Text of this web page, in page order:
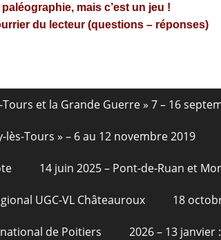
paléographie, mais c’est un jeu !
du lecteur (questions – réponses)
et la Grande Guerre » 7 – 16
lès-Tours » – 6 au 12 novembre 2019
14 juin 2025 – Pont-de-Ruan et
UGC-VL Châteauroux 18
de Poitiers 2026 – 13 janvier